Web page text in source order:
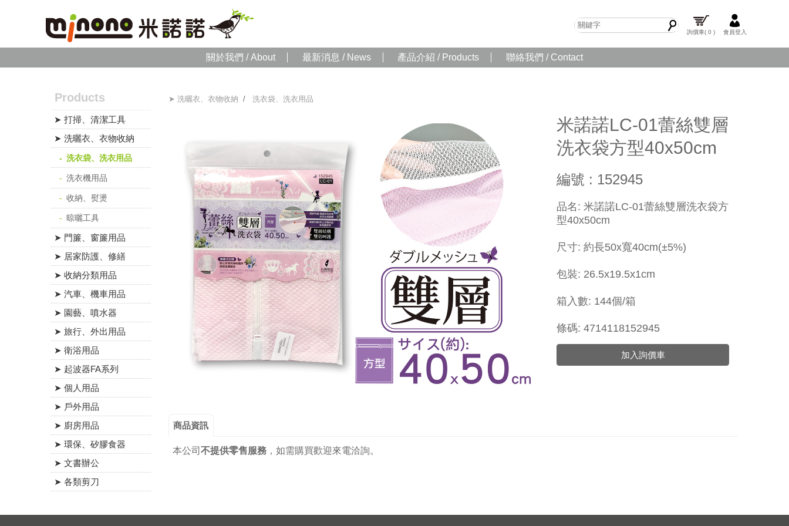
詢價車( 0 ) 會員登入
關於我們 / About 最新消息 / News 產品介紹 / Products 聯絡我們 / Contact
Products
➤ 打掃、清潔工具
➤ 洗曬衣、衣物收納
洗衣袋、洗衣用品
洗衣機用品
收納、熨燙
晾曬工具
➤ 門簾、窗簾用品
➤ 居家防護、修繕
➤ 收納分類用品
➤ 汽車、機車用品
➤ 園藝、噴水器
➤ 旅行、外出用品
➤ 衛浴用品
➤ 起波器FA系列
➤ 個人用品
➤ 戶外用品
➤ 廚房用品
➤ 環保、矽膠食器
➤ 文書辦公
➤ 各類剪刀
➤ 洗曬衣、衣物收納 / 洗衣袋、洗衣用品
米諾諾LC-01蕾絲雙層
洗衣袋方型40x50cm
編號 : 152945
品名: 米諾諾LC-01蕾絲雙層洗衣袋方
型40x50cm
尺寸: 約長50x寬40cm(±5%)
包裝: 26.5x19.5x1cm
箱入數: 144個/箱
條碼: 4714118152945
加入詢價車
商品資訊
本公司不提供零售服務 ，如需購買歡迎來電洽詢。